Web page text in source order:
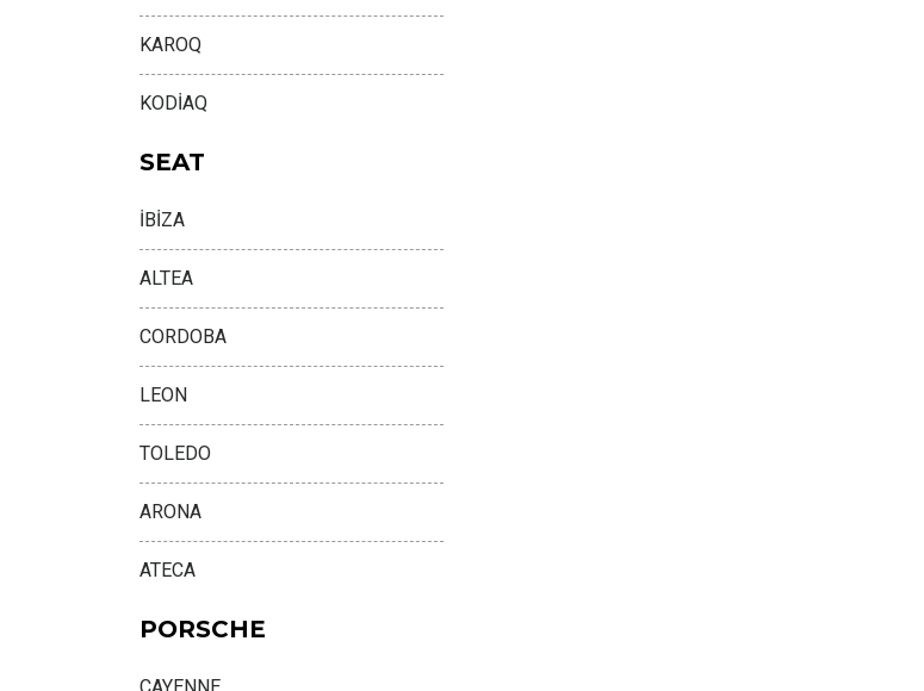
KAROQ
KODİAQ
SEAT
İBİZA
ALTEA
CORDOBA
LEON
TOLEDO
ARONA
ATECA
PORSCHE